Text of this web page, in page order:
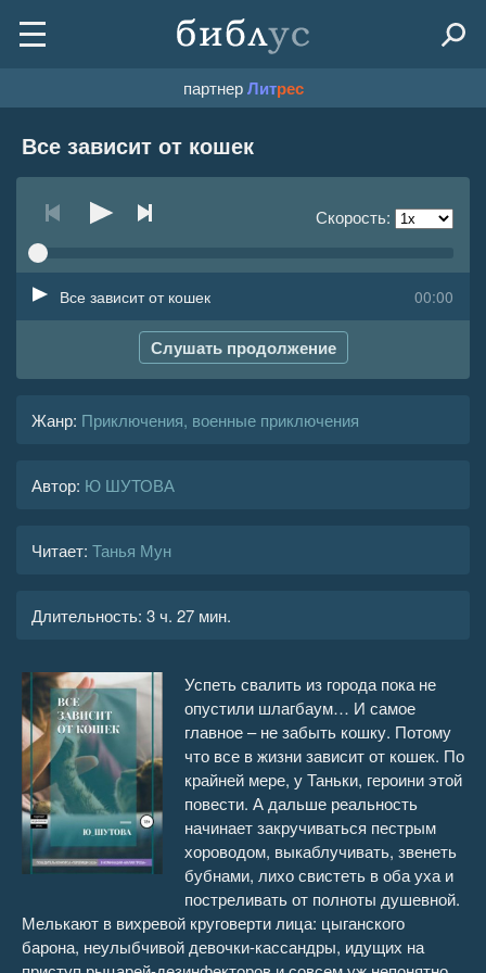
партнерЛитрес
Все зависит от кошек
Скорость:
00:00
Все зависит от кошек
Слушать продолжение
Жанр: Приключения, военные приключения
Автор: Ю ШУТОВА
Читает: Танья Мун
Длительность: 3 ч. 27 мин.
Успеть свалить из города пока не
опустили шлагбаум… И самое
главное – не забыть кошку. Потому
что все в жизни зависит от кошек. По
крайней мере, у Таньки, героини этой
повести. А дальше реальность
начинает закручиваться пестрым
хороводом, выкаблучивать, звенеть
бубнами, лихо свистеть в оба уха и
постреливать от полноты душевной.
Мелькают в вихревой круговерти лица: цыганского
барона, неулыбчивой девочки-кассандры, идущих на